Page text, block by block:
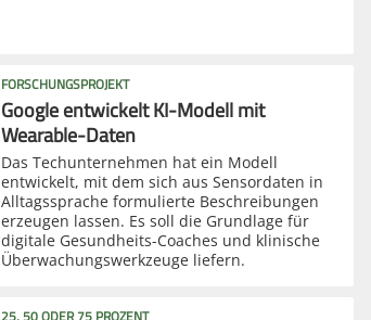
FORSCHUNGSPROJEKT
Google entwickelt KI-Modell mit
Wearable-Daten
Das Techunternehmen hat ein Modell
entwickelt, mit dem sich aus Sensordaten in
Alltagssprache formulierte Beschreibungen
erzeugen lassen. Es soll die Grundlage für
digitale Gesundheits-Coaches und klinische
Überwachungswerkzeuge liefern.